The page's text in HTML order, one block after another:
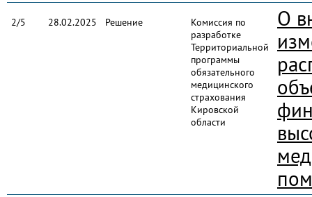
2/5 28.02.2025 Решение
Комиссия по
разработке
Территориальной
программы
обязательного
медицинского
страхования
Кировской
области
О